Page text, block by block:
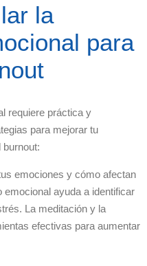
la
para
requiere práctica y
para mejorar tu
burnout:
emociones y cómo afectan
ayuda a identificar
La meditación y la
efectivas para aumentar